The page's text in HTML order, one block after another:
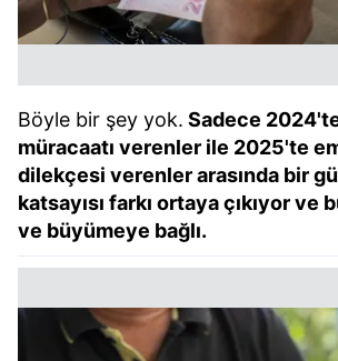
Böyle bir şey yok. Sadece
müracaatı verenler ile 2025'te
dilekçesi verenler arasında bir
katsayısı farkı ortaya çıkıyor ve
ve büyümeye bağlı.